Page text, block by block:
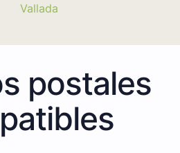
Vallada
postales